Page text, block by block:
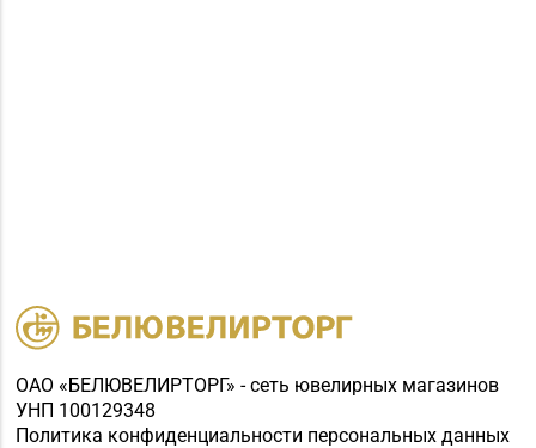
ОАО «БЕЛЮВЕЛИРТОРГ» - сеть ювелирных магазинов
УНП 100129348
Политика конфиденциальности персональных данных